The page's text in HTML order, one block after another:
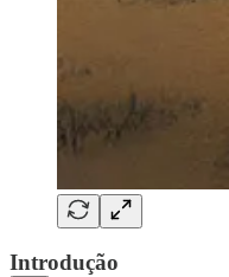
Introdução